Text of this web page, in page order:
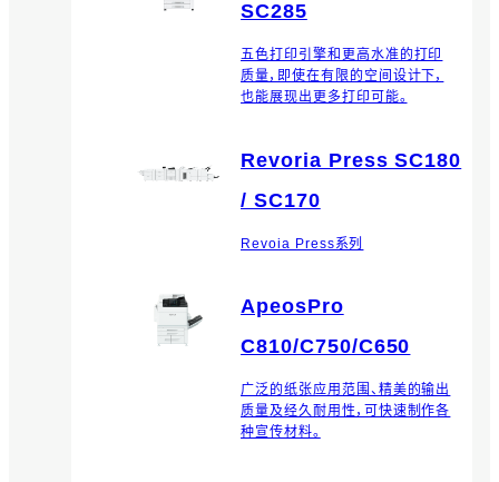
SC285
五色打印引擎和更高水准的打印
质量，即使在有限的空间设计下，
也能展现出更多打印可能。
Revoria Press SC180
/ SC170
Revoia Press系列
ApeosPro
C810/C750/C650
广泛的纸张应用范围、精美的输出
质量及经久耐用性，可快速制作各
种宣传材料。